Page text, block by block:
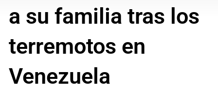
a su familia tras los
terremotos en
Venezuela